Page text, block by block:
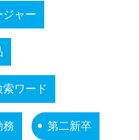
ジャー
ワード
務 第二新卒